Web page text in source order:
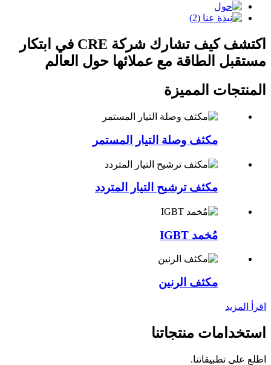
اكتشف كيف تشارك شركة CRE في ابتكار
مستقبل الطاقة مع عملائها حول العالم
المنتجات المميزة
مكثف وصلة التيار المستمر
مكثف ترشيح التيار المتردد
مُخمد IGBT
مكثف الرنين
اقرأ المزيد
استخدامات منتجاتنا
اطلع على تطبيقاتنا.